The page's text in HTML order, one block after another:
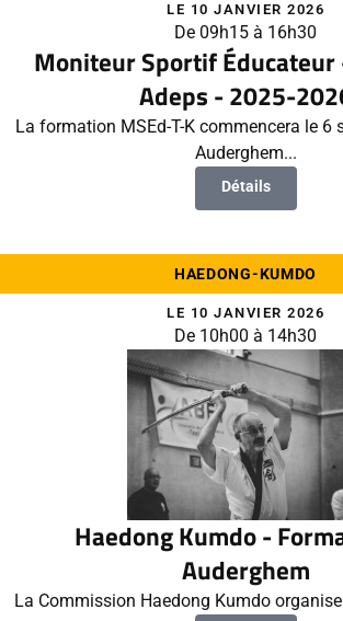
LE 10 JANVIER 2026
De 09h15 à 16h30
Moniteur Sportif Éducateur
Adeps - 2025-
La formation MSEd-T-K commencera le 6
Auderghem...
Détails
HAEDONG-KUMDO
LE 10 JANVIER 2026
De 10h00 à 14h30
Haedong Kumdo -
Auderghem
La Commission Haedong Kumdo